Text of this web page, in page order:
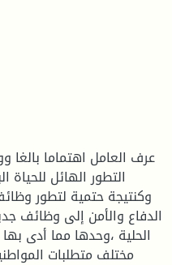
عرف العامل اهتماما بالغا
التطور الهائل
وكنتيجة حتمية لتطور
الدفاع والأمن إلى وظائف
الحلية ،وحدها مما أدى
مختلف متطلبات